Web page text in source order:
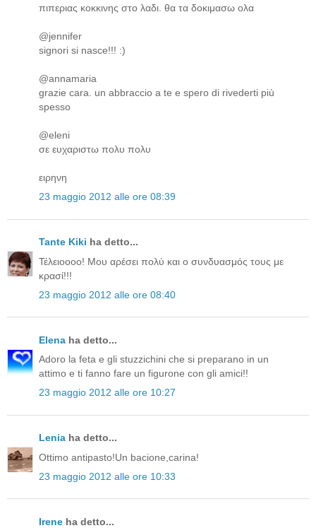
πιπεριας κοκκινης στο λαδι. θα τα δοκιμασω ολα
@jennifer
signori si nasce!!! :)
@annamaria
grazie cara. un abbraccio a te e spero di rivederti più
spesso
@eleni
σε ευχαριστω πολυ πολυ
ειρηνη
23 maggio 2012 alle ore 08:39
Tante Kiki ha detto...
Τέλειοοοο! Μου αρέσει πολύ και ο συνδυασμός τους με
κρασί!!!
23 maggio 2012 alle ore 08:40
Elena ha detto...
Adoro la feta e gli stuzzichini che si preparano in un
attimo e ti fanno fare un figurone con gli amici!!
23 maggio 2012 alle ore 10:27
Lenia ha detto...
Ottimo antipasto!Un bacione,carina!
23 maggio 2012 alle ore 10:33
Irene ha detto...